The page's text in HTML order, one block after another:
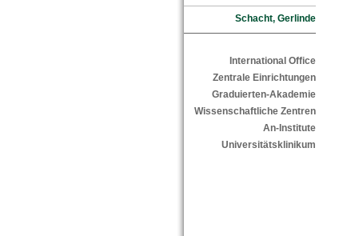
Schacht, Gerlinde
International Office
Zentrale Einrichtungen
Graduierten-Akademie
Wissenschaftliche Zentren
An-Institute
Universitätsklinikum